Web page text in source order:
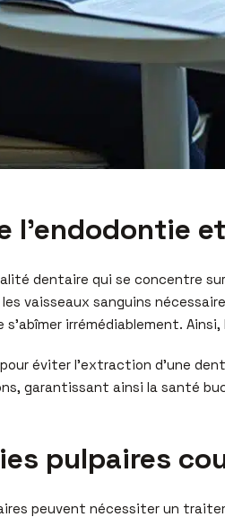
l’endodontie
dentaire qui se concentre
vaisseaux sanguins
irrémédiablement.
éviter l’extraction d’une
garantissant ainsi la santé
pulpaires
peuvent nécessiter un